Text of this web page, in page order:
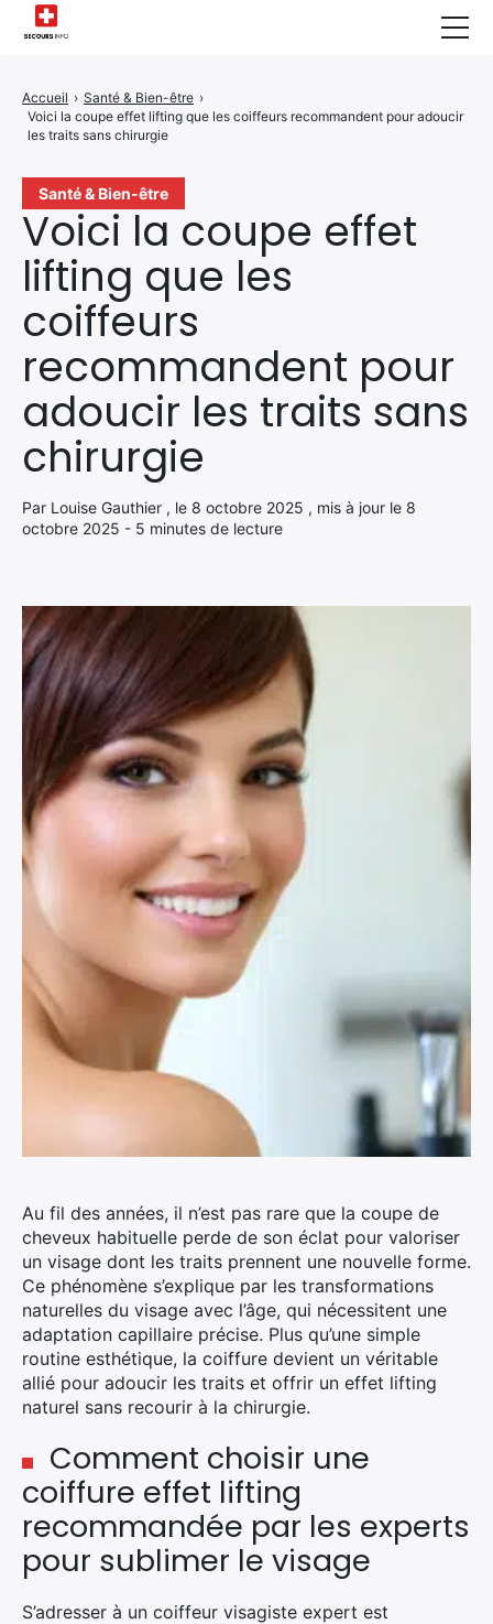
Santé & Bien-être
Voici la coupe effet
lifting que les
coiffeurs
recommandent pour
adoucir les traits sans
chirurgie
Par Louise Gauthier , le 8 octobre 2025 , mis à jour le 8
octobre 2025 - 5 minutes de lecture
Accueil › Santé & Bien-être ›
Voici la coupe effet lifting que les coiffeurs recommandent pour adoucir
les traits sans chirurgie
Au fil des années, il n’est pas rare que la coupe de
cheveux habituelle perde de son éclat pour valoriser
un visage dont les traits prennent une nouvelle forme.
Ce phénomène s’explique par les transformations
naturelles du visage avec l’âge, qui nécessitent une
adaptation capillaire précise. Plus qu’une simple
routine esthétique, la coiffure devient un véritable
allié pour adoucir les traits et offrir un effet lifting
naturel sans recourir à la chirurgie.
Comment choisir une
coiffure effet lifting
recommandée par les experts
pour sublimer le visage
S’adresser à un coiffeur visagiste expert est
Infos & Conseils
Actualités des Secours
Santé & Bien-être
A propos de Nous
Contactez-nous
Politique de Confidentialité